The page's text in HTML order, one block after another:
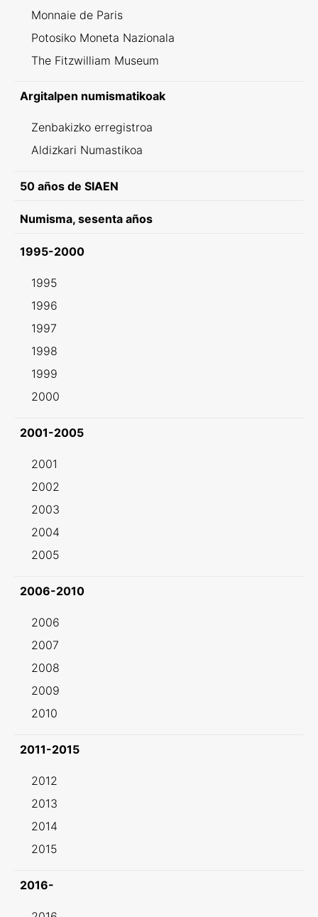
Monnaie de Paris
Potosiko Moneta Nazionala
The Fitzwilliam Museum
Argitalpen numismatikoak
Zenbakizko erregistroa
Aldizkari Numastikoa
50 años de SIAEN
Numisma, sesenta años
1995-2000
1995
1996
1997
1998
1999
2000
2001-2005
2001
2002
2003
2004
2005
2006-2010
2006
2007
2008
2009
2010
2011-2015
2012
2013
2014
2015
2016-